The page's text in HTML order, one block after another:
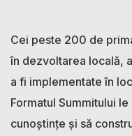
Cei peste 200 de
în dezvoltarea locală,
a fi implementate în
Formatul Summitului
cunoștințe și să